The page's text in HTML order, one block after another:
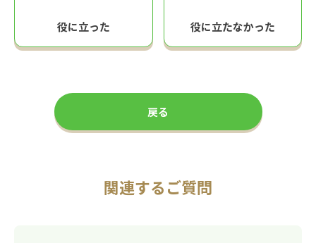
役に立った 役に立たなかった
戻る
関連するご質問